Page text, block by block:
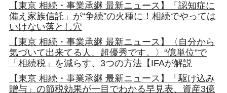
【東京 相続・事業承継 最新ニュース】「認知症に
備え家族信託」が“争続”の火種に！相続でやっては
いけない落とし穴
【東京 相続・事業承継 最新ニュース】〈自分から
気づいて出来てる人、超優秀です。〉“億単位”で
「相続税」を減らす、3つの方法【IFAが解説
【東京 相続・事業承継 最新ニュース】「駆け込み
贈与」の節税効果が一目でわかる早見表、資産3億